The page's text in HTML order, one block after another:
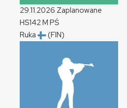
29.11.2026 Zaplanowane
HS142M PŚ
Ruka
(FIN)